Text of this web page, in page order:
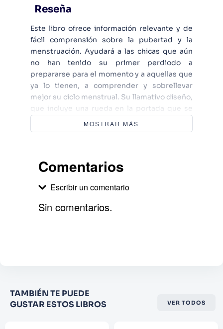
Reseña
Este libro ofrece información relevante y de
fácil comprensión sobre la pubertad y la
menstruación. Ayudará a las chicas que aún
no han tenido su primer perdiodo a
prepararse para el momento y a aquellas que
ya lo tienen, a comprender y sobrellevar
mejor su ciclo menstrual. Su llamativo diseño,
que incluye una rueda en la portada que se
puede girar para saber qué ocurre cada día
del ciclo menstruals y su lenguaje coloquial,
MOSTRAR MÁS
Comentarios
Escribir un comentario
Califique el producto de 1 a 5
estrellas
Sin comentarios.
TAMBIÉN TE PUEDE
GUSTAR ESTOS LIBROS
VER TODOS